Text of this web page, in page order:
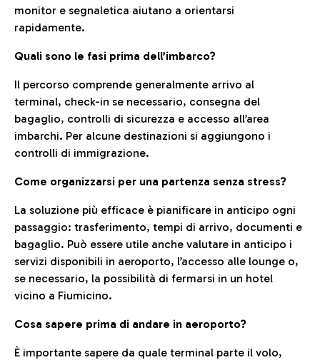
monitor e segnaletica aiutano a orientarsi
rapidamente.
Quali sono le fasi prima dell’imbarco?
Il percorso comprende generalmente arrivo al
terminal, check-in se necessario, consegna del
bagaglio, controlli di sicurezza e accesso all’area
imbarchi. Per alcune destinazioni si aggiungono i
controlli di immigrazione.
Come organizzarsi per una partenza senza stress?
La soluzione più efficace è pianificare in anticipo ogni
passaggio: trasferimento, tempi di arrivo, documenti e
bagaglio. Può essere utile anche valutare in anticipo i
servizi disponibili in aeroporto, l’accesso alle lounge o,
se necessario, la possibilità di fermarsi in un hotel
vicino a Fiumicino.
Cosa sapere prima di andare in aeroporto?
È importante sapere da quale terminal parte il volo,